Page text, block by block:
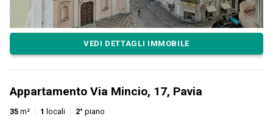
VEDI DETTAGLI IMMOBILE
Appartamento Via Mincio, 17, Pavia
35 m² 1 locali 2° piano